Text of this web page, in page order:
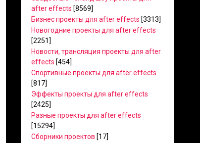
after effects [8569]
Бизнес проекты для after effects [3313]
Новогодние проекты для after effects
[2251]
Новости, трансляция проекты для after
effects [454]
Спортивные проекты для after effects
[817]
Эффекты проекты для after effects
[2425]
Разные проекты для after effects
[15294]
Сборники проектов [17]